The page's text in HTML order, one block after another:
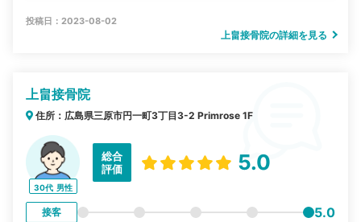
投稿日：2023-08-02
上畠接骨院の詳細を見る
上畠接骨院
住所：広島県三原市円一町3丁目3-2 Primrose 1F
30代 男性
総合
評価
5.0
接客 5.0